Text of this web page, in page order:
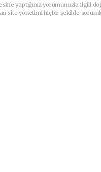
yaptığınız yorumunuzla ilgili
site yönetimi hiçbir şekilde